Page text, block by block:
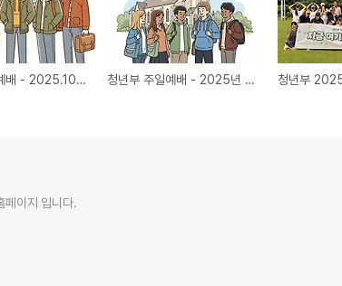
청년부 주일예배 - 2025.10~12 청년부 주일예배 - 2025년 7~9월
페이지 입니다.